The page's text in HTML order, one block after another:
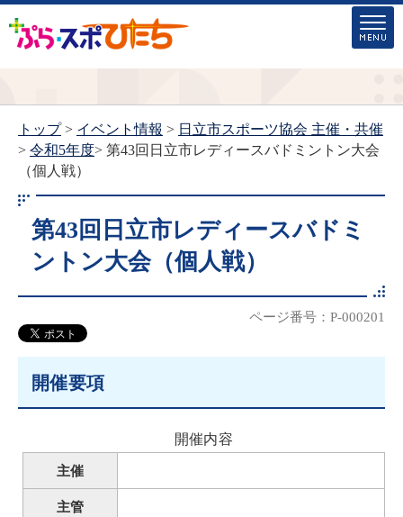
トップ> イベント情報 > 日立市スポーツ協会 主催・共催
> 令和5年度> 第43回日立市レディースバドミントン大会
（個人戦）
第43回日立市レディースバドミ
ントン大会（個人戦）
ページ番号：P-000201
開催要項
開催内容
主催
主管